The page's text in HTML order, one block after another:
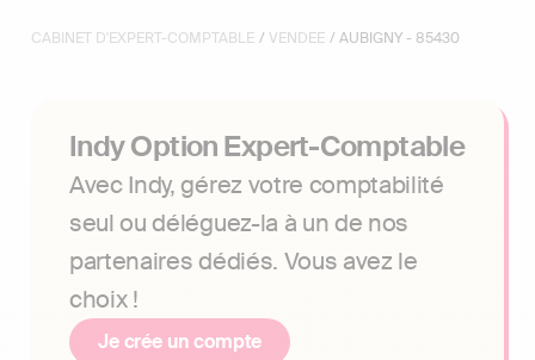
CABINET D'EXPERT-COMPTABLE / VENDEE / AUBIGNY - 85430
Indy Option Expert-Comptable
Avec Indy, gérez votre comptabilité
seul ou déléguez-la à un de nos
partenaires dédiés. Vous avez le
choix !
Je crée un compte